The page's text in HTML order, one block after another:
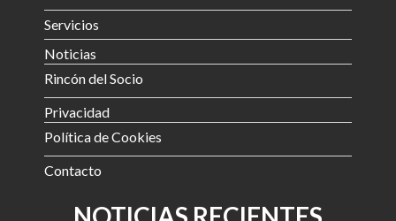
Servicios
Noticias
Rincón del Socio
Privacidad
Política de Cookies
Contacto